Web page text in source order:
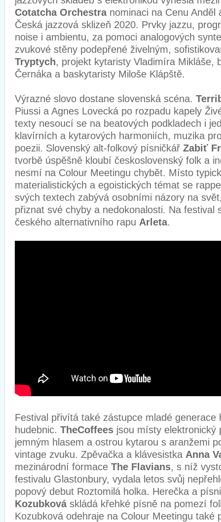
Cotatcha Orchestranominaci na Cenu Anděl
Česká jazzová sklizeň 2020. Prvky jazzu,
noise i ambientu, za pomoci analogových
zvukové stěny podepřené živelným,
Tryptych, projekt kytaristy Vladimíra Mikláše,
Černáka a baskytaristy Miloše Klápště.
Výrazné slovo dostane slovenská scéna.
Piussi a Agnes Lovecká po rozpadu kapely
texty nesoucí se na beatových podkladech i
klavírních a kytarových harmoniích, muzika
poezii. Slovenský alt-folkový písničkář Zabiť
tvorbě úspěšně kloubí československý folk a
nesmí na Colour Meetingu chybět. Místo
materialistických a egoistických témat se
svých textech zabývá osobními názory na
přiznat své chyby a nedokonalosti. Na festival
českého alternativního rapu Arleta.
Festival přivítá také zástupce mladé generace
hudebnic. TheCoffees jsou místy elektronický
jemným hlasem a ostrou kytarou s aranžemi
vintage zvuku. Zpěvačka a klávesistka Anna
mezinárodní formace The Flavians, s níž
festivalu Glastonbury, vydala letos svůj
popový debut Roztomilá holka. Herečka a
Kozubková skládá křehké písně na pomezí
Kozubková odehraje na Colour Meetingu také